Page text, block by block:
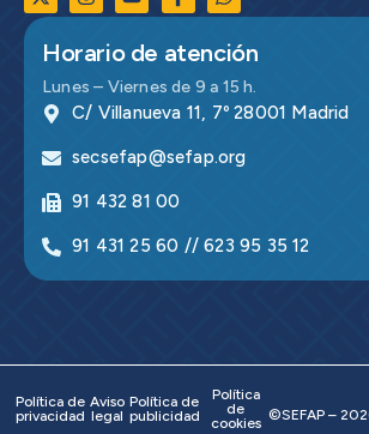
Horario de atención
Lunes – Viernes de 9 a 15 h.
C/ Villanueva 11, 7º 28001 Madrid
secsefap@sefap.org
91 432 81 00
91 431 25 60 // 623 95 35 12
©SEFAP –
Política de
privacidad
Aviso
legal
Política de
publicidad
Política
de
cookies